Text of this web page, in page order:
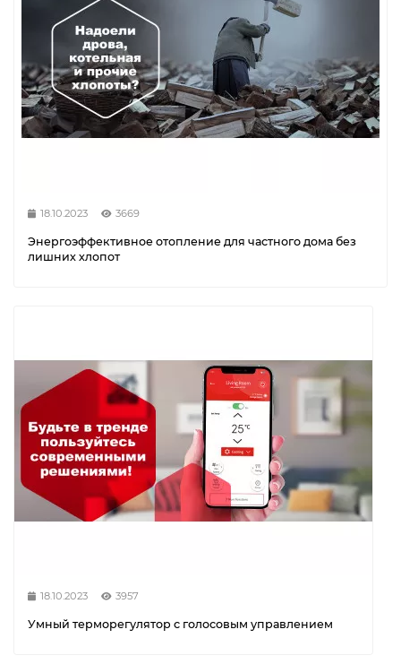
18.10.2023 3669
Энергоэффективное отопление для частного дома без
лишних хлопот
18.10.2023 3957
Умный терморегулятор с голосовым управлением